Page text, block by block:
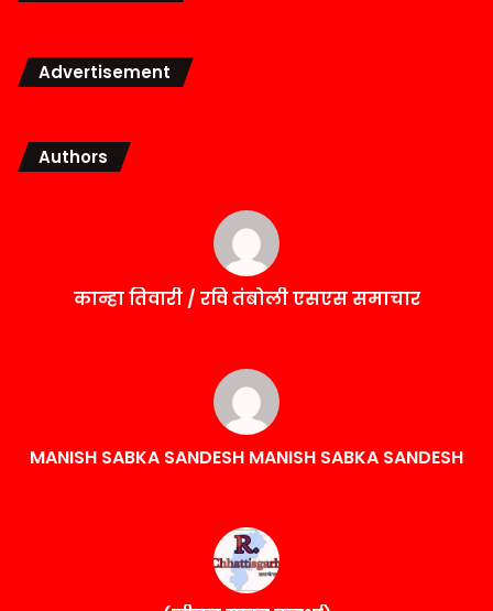
Advertisement
Authors
कान्हा तिवारी / रवि तंबोली एसएस समाचार
MANISH SABKA SANDESH MANISH SABKA SANDESH